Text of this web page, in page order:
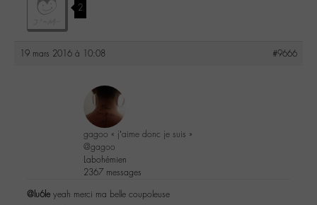
2
19 mars 2016 à 10:08 #9666
gagoo « j’aime donc je suis »
@gagoo
Labohémien
2367 messages
@lu6le yeah merci ma belle coupoleuse